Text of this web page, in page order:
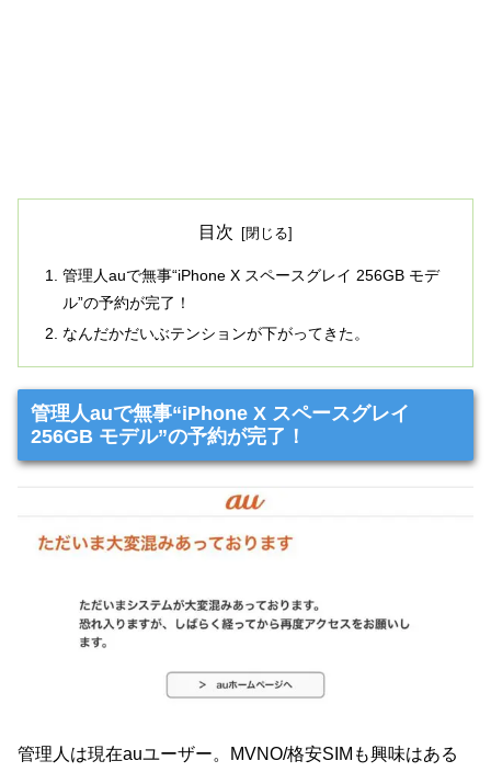
目次
管理人auで無事“iPhone X スペースグレイ 256GB モデ
ル”の予約が完了！
なんだかだいぶテンションが下がってきた。
管理人auで無事“iPhone X スペースグレイ
256GB モデル”の予約が完了！
管理人は現在auユーザー。MVNO/格安SIMも興味はある